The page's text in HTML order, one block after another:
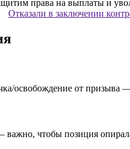
Отказали в заключении
освобождение от призыва
чтобы позиция